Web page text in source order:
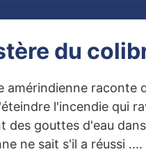
du
amérindienne raconte
l'incendie qui
des gouttes d'eau
ne sait s'il a réussi